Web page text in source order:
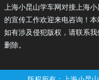
上海小昆山学车网对接上海
的宣传工作欢迎来电咨询！
如有涉及侵犯版权，请联系
删除。